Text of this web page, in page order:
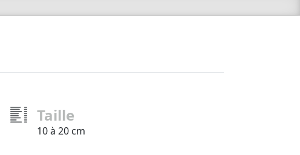
Taille
10 à 20 cm